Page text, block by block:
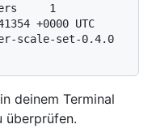
1
+0000 UTC
scale-set-0.4.0
deinem Terminal
überprüfen.